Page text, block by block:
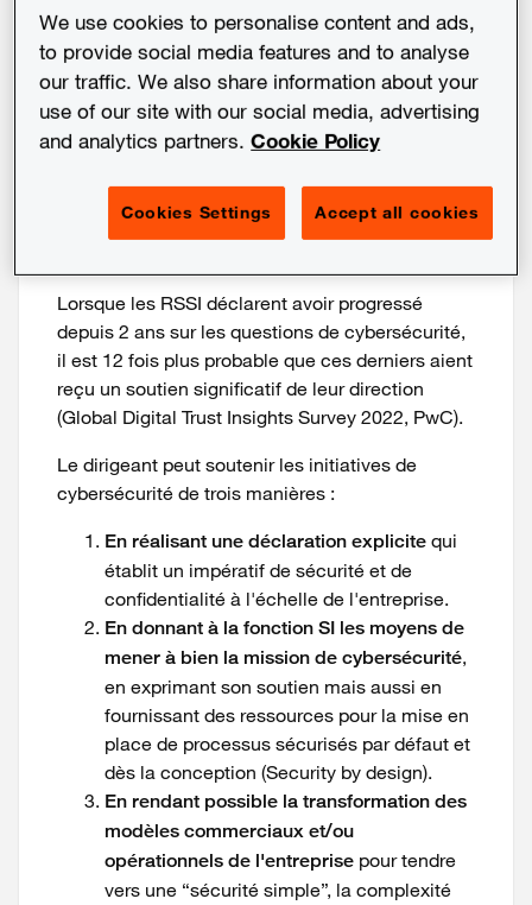
(Global Digital Trust Insights
Survey 2022, PwC).
RSSI, comment maximiser votre
collaboration avec votre direction ?
Une entreprise dont le dirigeant soutient
les initiatives cyber est une entreprise
Lorsque les RSSI déclarent avoir progressé
depuis 2 ans sur les questions de cybersécurité,
il est 12 fois plus probable que ces derniers aient
reçu un soutien significatif de leur direction
(Global Digital Trust Insights Survey 2022, PwC).
Le dirigeant peut soutenir les initiatives de
cybersécurité de trois manières :
En réalisant une déclaration explicite qui
établit un impératif de sécurité et de
confidentialité à l'échelle de l'entreprise.
En donnant à la fonction SI les moyens de
mener à bien la mission de cybersécurité,
en exprimant son soutien mais aussi en
fournissant des ressources pour la mise en
place de processus sécurisés par défaut et
dès la conception (Security by design).
En rendant possible la transformation des
modèles commerciaux et/ou
opérationnels de l'entreprise pour tendre
vers une “sécurité simple”, la complexité
We use cookies to personalise content and ads,
to provide social media features and to analyse
our traffic. We also share information about your
use of our site with our social media, advertising
and analytics partners.Cookie Policy
Cookies Settings Accept all cookies